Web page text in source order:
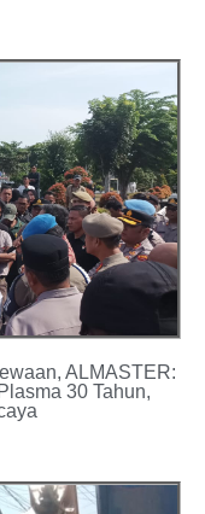
ALMASTER:
30 Tahun,